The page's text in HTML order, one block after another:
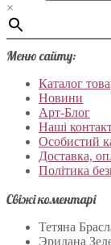
×
Меню сайту:
Каталог
Новини
Арт-Блог
Наші
Особистий
Доставка,
Політика
Свіжі коментарі
Тетяна
Эридана